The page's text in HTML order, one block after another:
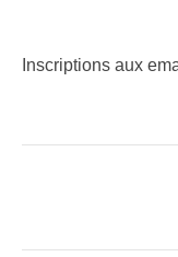
Inscriptions aux